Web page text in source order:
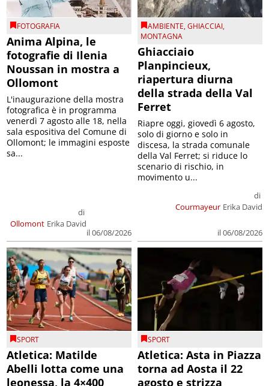
FOTOGRAFIA
Anima Alpina, le
fotografie di Ilenia
Noussan in mostra a
Ollomont
Ollomont
di
Erika David
il 06/08/2026
L'inaugurazione della mostra
fotografica è in programma
venerdì 7 agosto alle 18, nella
sala espositiva del Comune di
Ollomont; le immagini esposte
sa...
AMBIENTE,GHIACCIAI,
MONTAGNA
Ghiacciaio
Planpincieux,
riapertura diurna
della strada della Val
Ferret
Courmayeur
di
Erika David
il 06/08/2026
Riapre oggi, giovedì 6 agosto,
solo di giorno e solo in
discesa, la strada comunale
della Val Ferret; si riduce lo
scenario di rischio, in
movimento u...
SPORT
Atletica: Matilde
Abelli lotta come una
leonessa, la 4×400
SPORT
Atletica: Asta in Piazza
torna ad Aosta il 22
agosto e strizza